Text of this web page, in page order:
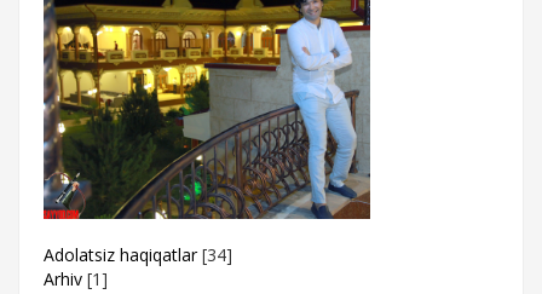
Adolatsiz haqiqatlar [34]
Arhiv [1]